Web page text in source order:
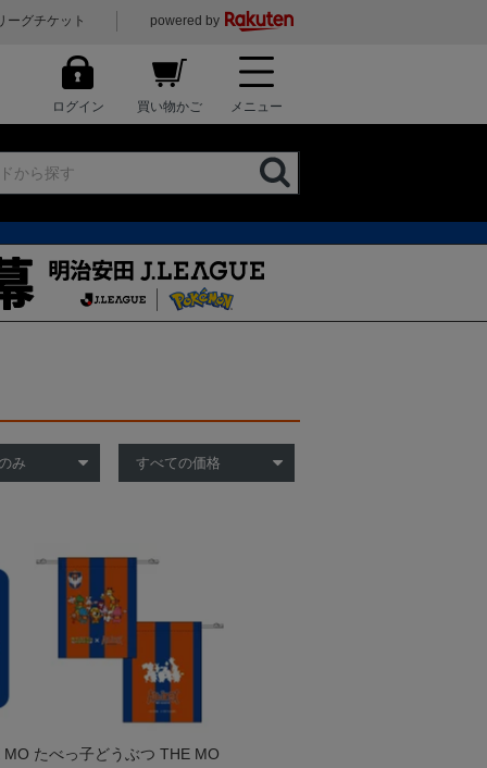
ーグチケット powered by
ログイン 買い物かご メニュー
MO たべっ子どうぶつ THE MO